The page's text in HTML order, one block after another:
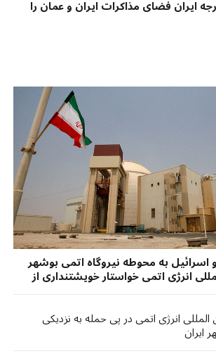
ایران فضای مذاکرات ایران و عمان را
اسرائیل به محوطه نیروگاه اتمی بوشهر
انرژی اتمی خواستار خویشتنداری از
المللی انرژی اتمی در پی حمله به نزدیکی
ایران